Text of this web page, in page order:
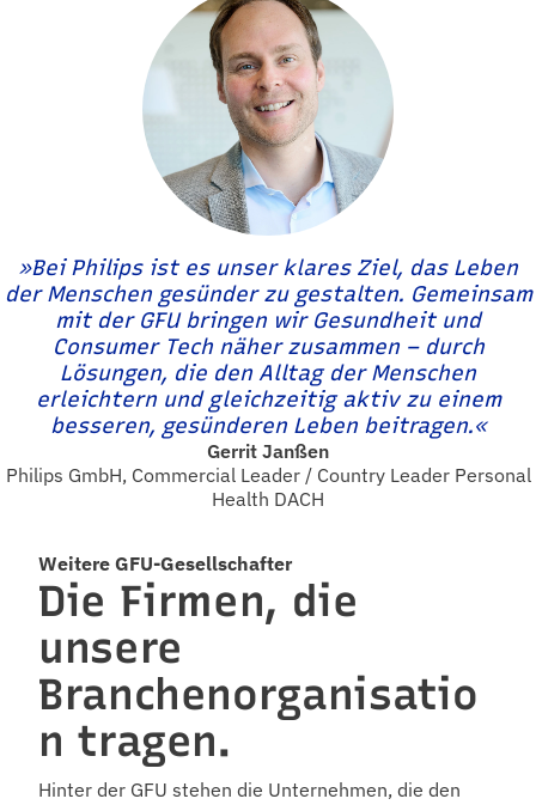
Gerrit Janßen
Philips GmbH, Commercial Leader / Country Leader Personal
Health DACH
»Bei Philips ist es unser klares Ziel, das Leben
der Menschen gesünder zu gestalten. Gemeinsam
mit der GFU bringen wir Gesundheit und
Consumer Tech näher zusammen – durch
Lösungen, die den Alltag der Menschen
erleichtern und gleichzeitig aktiv zu einem
besseren, gesünderen Leben beitragen.«
Weitere GFU-Gesellschafter
Die Firmen, die
unsere
Branchenorganisatio
n tragen.
Hinter der GFU stehen die Unternehmen, die den